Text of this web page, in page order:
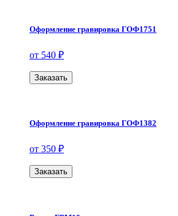
Оформление гравировка ГОФ1751
от 540 ₽
Заказать
Оформление гравировка ГОФ1382
от 350 ₽
Заказать